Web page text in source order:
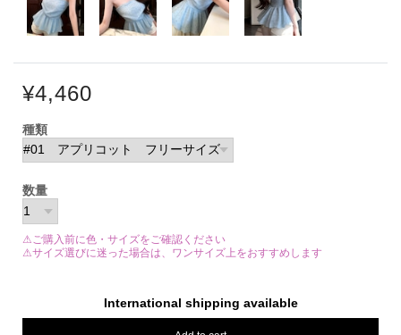
¥4,460
種類
数量
⚠ご購入前に色・サイズをご確認ください
⚠サイズ選びに迷った場合は、ワンサイズ上をおすすめします
International shipping available